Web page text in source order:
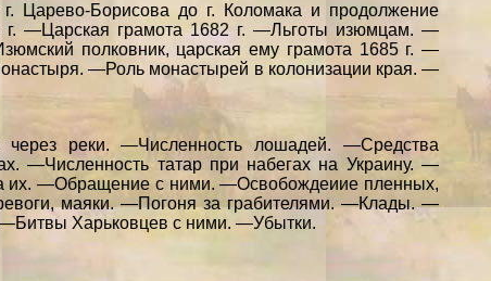
Царево-Борисова до г. Коломака и продолжение
г. —Царская грамота 1682 г. —Льготы изюмцам. —
полковник, царская ему грамота 1685 г. —
—Роль монастырей в колонизации края. —
реки. —Численность лошадей. —Средства
—Численность татар при набегах на Украину. —
их. —Обращение с ними. —Освобождеиие пленных,
маяки. —Погоня за грабителями. —Клады. —
—Битвы Харьковцев с ними. —Убытки.